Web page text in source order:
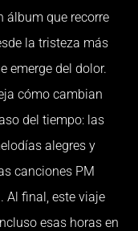
álbum que recorre
la tristeza más
emerge del dolor.
cómo cambian
del tiempo: las
alegres y
canciones PM
Al final, este viaje
esas horas en